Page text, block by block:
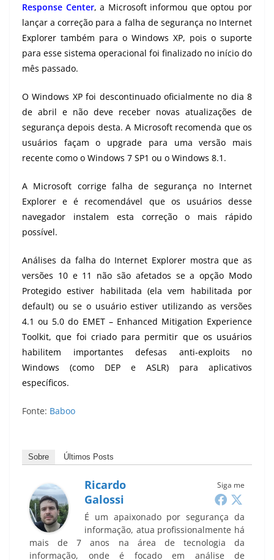
Response Center, a Microsoft informou que optou por
lançar a correção para a falha de segurança no Internet
Explorer também para o Windows XP, pois o suporte
para esse sistema operacional foi finalizado no início do
mês passado.
O Windows XP foi descontinuado oficialmente no dia 8
de abril e não deve receber novas atualizações de
segurança depois desta. A Microsoft recomenda que os
usuários façam o upgrade para uma versão mais
recente como o Windows 7 SP1 ou o Windows 8.1.
A Microsoft corrige falha de segurança no Internet
Explorer e é recomendável que os usuários desse
navegador instalem esta correção o mais rápido
possível.
Análises da falha do Internet Explorer mostra que as
versões 10 e 11 não são afetados se a opção Modo
Protegido estiver habilitada (ela vem habilitada por
default) ou se o usuário estiver utilizando as versões
4.1 ou 5.0 do EMET – Enhanced Mitigation Experience
Toolkit, que foi criado para permitir que os usuários
habilitem importantes defesas anti-exploits no
Windows (como DEP e ASLR) para aplicativos
específicos.
Fonte: Baboo
Sobre Últimos Posts
Siga me
Ricardo
Galossi
É um apaixonado por segurança da
informação, atua profissionalmente há
mais de 7 anos na área de tecnologia da
informação, onde é focado em análise de